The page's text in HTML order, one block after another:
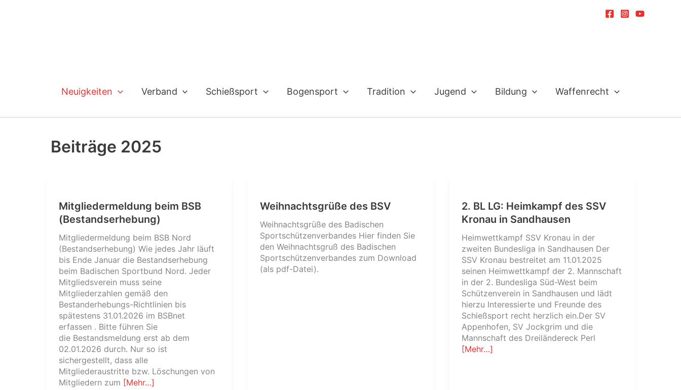
Neuigkeiten Verband Schießsport Bogensport Tradition Jugend Bildung Waffenrecht
Beiträge 2025
Mitgliedermeldung beim BSB
(Bestandserhebung)
Mitgliedermeldung beim BSB Nord
(Bestandserhebung) Wie jedes Jahr läuft
bis Ende Januar die Bestandserhebung
beim Badischen Sportbund Nord. Jeder
Mitgliedsverein muss seine
Mitgliederzahlen gemäß den
Bestanderhebungs-Richtlinien bis
spätestens 31.01.2026 im BSBnet
erfassen . Bitte führen Sie
die Bestandsmeldung erst ab dem
02.01.2026 durch. Nur so ist
sichergestellt, dass alle
Mitgliederaustritte bzw. Löschungen von
Mitgliedern zum [Mehr…]
Weihnachtsgrüße des BSV
Weihnachtsgrüße des Badischen
Sportschützenverbandes Hier finden Sie
den Weihnachtsgruß des Badischen
Sportschützenverbandes zum Download
(als pdf-Datei).
2. BL LG: Heimkampf des SSV
Kronau in Sandhausen
Heimwettkampf SSV Kronau in der
zweiten Bundesliga in Sandhausen Der
SSV Kronau bestreitet am 11.01.2025
seinen Heimwettkampf der 2. Mannschaft
in der 2. Bundesliga Süd-West beim
Schützenverein in Sandhausen und lädt
hierzu Interessierte und Freunde des
Schießsport recht herzlich ein.Der SV
Appenhofen, SV Jockgrim und die
Mannschaft des Dreiländereck Perl
[Mehr…]